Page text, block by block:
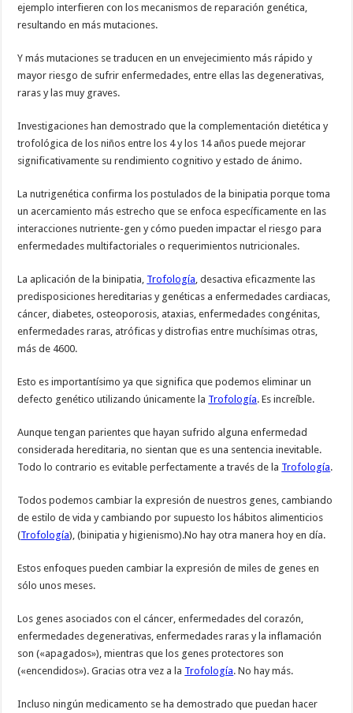
ejemplo interfieren con los mecanismos de reparación genética,
resultando en más mutaciones.
Y más mutaciones se traducen en un envejecimiento más rápido y
mayor riesgo de sufrir enfermedades, entre ellas las degenerativas,
raras y las muy graves.
Investigaciones han demostrado que la complementación dietética y
trofológica de los niños entre los 4 y los 14 años puede mejorar
significativamente su rendimiento cognitivo y estado de ánimo.
La nutrigenética confirma los postulados de la binipatia porque toma
un acercamiento más estrecho que se enfoca específicamente en las
interacciones nutriente-gen y cómo pueden impactar el riesgo para
enfermedades multifactoriales o requerimientos nutricionales.
La aplicación de la binipatia, Trofología , desactiva eficazmente las
predisposiciones hereditarias y genéticas a enfermedades cardiacas,
cáncer, diabetes, osteoporosis, ataxias, enfermedades congénitas,
enfermedades raras, atróficas y distrofias entre muchísimas otras,
más de 4600.
Esto es importantísimo ya que significa que podemos eliminar un
defecto genético utilizando únicamente la Trofología. Es increíble.
Aunque tengan parientes que hayan sufrido alguna enfermedad
considerada hereditaria, no sientan que es una sentencia inevitable.
Todo lo contrario es evitable perfectamente a través de la Trofología.
Todos podemos cambiar la expresión de nuestros genes, cambiando
de estilo de vida y cambiando por supuesto los hábitos alimenticios
(Trofología), (binipatia y higienismo).No hay otra manera hoy en día.
Estos enfoques pueden cambiar la expresión de miles de genes en
sólo unos meses.
Los genes asociados con el cáncer, enfermedades del corazón,
enfermedades degenerativas, enfermedades raras y la inflamación
son («apagados»), mientras que los genes protectores son
(«encendidos»). Gracias otra vez a la Trofología. No hay más.
Incluso ningún medicamento se ha demostrado que puedan hacer